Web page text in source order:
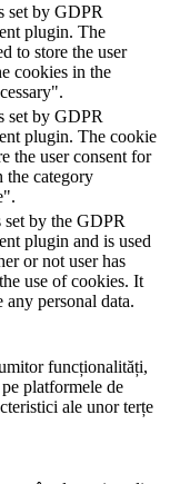
set by GDPR
plugin. The
to store the user
cookies in the
set by GDPR
plugin. The cookie
the user consent for
the category
by the GDPR
plugin and is used
or not user has
use of cookies. It
any personal data.
funcționalități,
platformele de
ale unor terțe